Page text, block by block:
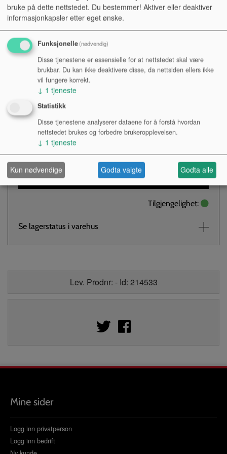
900.577
Festeklyppen passer på stativer opp til 30mm og hele feste
er vribart til 90 grader slik at du kan velge om du vil ha i-
Pad`n liggende eller stående.
Kr 392,-
NOK
Antall:
KJØP
Tilgjengelighet:
Se lagerstatus i varehus
Lev. Prodnr: - Id: 214533
Mine sider
Logg inn privatperson
Logg inn bedrift
bruke på dette nettstedet. Du bestemmer! Aktiver eller deaktiver
informasjonkapsler etter eget ønske.
Funksjonelle(nødvendig)
Disse tjenestene er essensielle for at nettstedet skal være
brukbar. Du kan ikke deaktivere disse, da nettsiden ellers ikke
vil fungere korrekt.
↓ 1 tjeneste
Statistikk
Disse tjenestene analyserer dataene for å forstå hvordan
nettstedet brukes og forbedre brukeropplevelsen.
↓ 1 tjeneste
Kun nødvendige Godta valgte Godta alle